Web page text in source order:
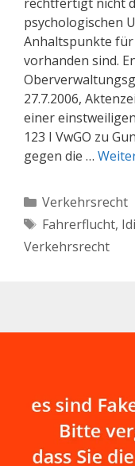
psychologischen
Anhaltspunkte
vorhanden sind.
27.7.2006,
einer
123 I VwGO zu
gegen die …
Kategorien
Verkehrsrecht
Schlagwörter
Fahrerflucht,
Verkehrsrecht